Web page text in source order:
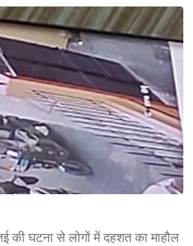
Email
की घटना से लोगों में दहशत का माहौल